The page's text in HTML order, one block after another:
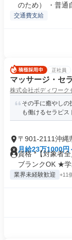
のため） ・普通
交通費支給
正社員
マッサージ・セ
株式会社ボディワーク
その手に癒やしの
も働けるセラピス
〒901-2111沖縄
月給23万1000円
資格 *【対象者
ブランクOK ★学
業界未経験歓迎 +11